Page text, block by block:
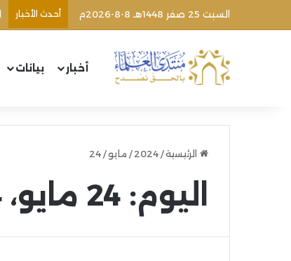
السبت 25 صفر 1448هـ 8-8-2026م أحدث الأخبار
أخبار بيانات
الرئيسية/
2024
/ مايو/
24
اليوم: 24 مايو، 2024